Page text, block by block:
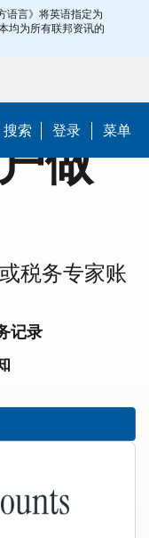
语言》将英语指定为
均为所有联邦资讯的
搜索 登录 菜单
做
税务专家账
记录